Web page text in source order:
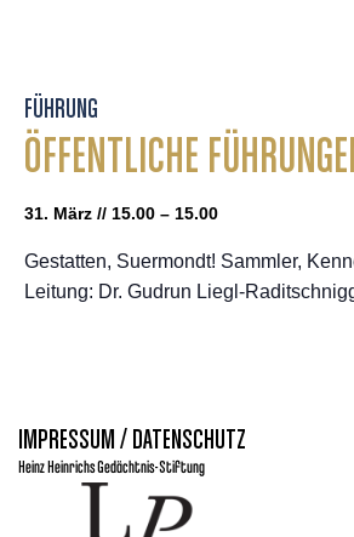
FÜHRUNG
ÖFFENTLICHE
31. März // 15.00 – 15.00
Gestatten, Suermondt! Sammler,
Leitung: Dr. Gudrun Liegl-
IMPRESSUM / DATENSCHUTZ
Heinz Heinrichs Gedächtnis-Stiftung